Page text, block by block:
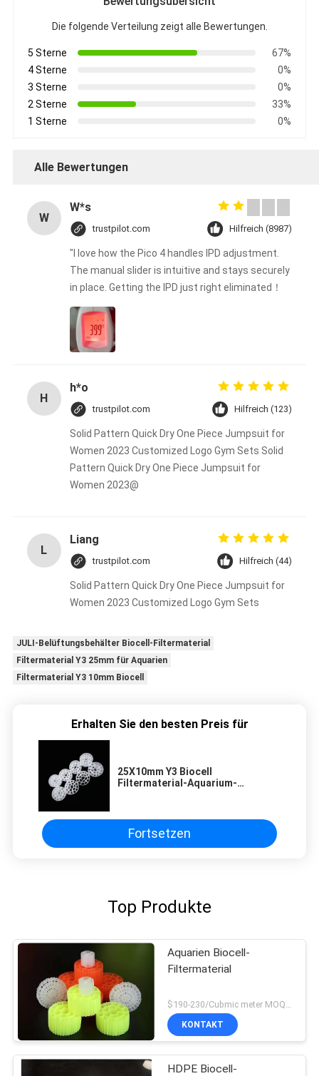
Die folgende Verteilung zeigt alle Bewertungen.
5 Sterne
67%
4 Sterne
0%
3 Sterne
0%
2 Sterne
33%
1 Sterne
0%
Alle Bewertungen
W
W*s
trustpilot.com Hilfreich (8987)
"I love how the Pico 4 handles IPD adjustment.
The manual slider is intuitive and stays securely
in place. Getting the IPD just right eliminated！
H
h*o
trustpilot.com Hilfreich (123)
Solid Pattern Quick Dry One Piece Jumpsuit for
Women 2023 Customized Logo Gym Sets Solid
Pattern Quick Dry One Piece Jumpsuit for
Women 2023@
L
Liang
trustpilot.com Hilfreich (44)
Solid Pattern Quick Dry One Piece Jumpsuit for
Women 2023 Customized Logo Gym Sets
JULI-Belüftungsbehälter Biocell-Filtermaterial
Filtermaterial Y3 25mm für Aquarien
Filtermaterial Y3 10mm Biocell
Erhalten Sie den besten Preis für
25X10mm Y3 Biocell
Filtermaterial-Aquarium-
Fortsetzen
Top Produkte
Aquarien Biocell-
Filtermaterial
$190-230/Cubmic meter MOQ:1CubmicMeter
KONTAKT
HDPE Biocell-